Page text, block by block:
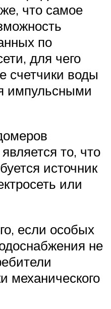
что самое
по
для чего
счетчики воды
импульсными
то, что
источник
или
если особых
не
механического